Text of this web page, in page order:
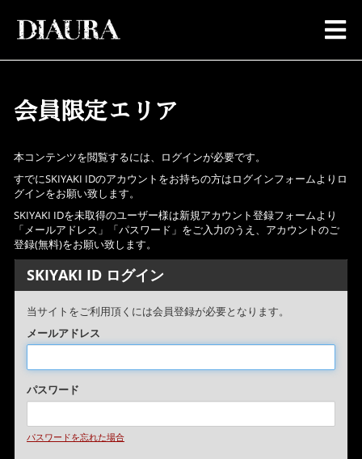
会員限定エリア
本コンテンツを閲覧するには、ログインが必要です。
すでにSKIYAKI IDのアカウントをお持ちの方はログインフォームよりロ
グインをお願い致します。
SKIYAKI IDを未取得のユーザー様は新規アカウント登録フォームより
「メールアドレス」「パスワード」をご入力のうえ、アカウントのご
登録(無料)をお願い致します。
SKIYAKI ID ログイン
当サイトをご利用頂くには会員登録が必要となります。
メールアドレス
パスワード
パスワードを忘れた場合